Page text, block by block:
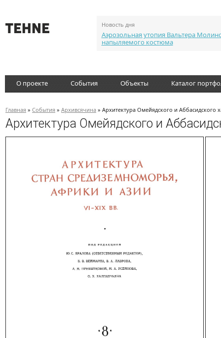
Новость дня
Аэрозольная утопия Вальтера
напыляемого костюма
О проекте События Объекты Каталог
Главная » События » Архивсячина » Архитектура Омейядского и Аббасидского
Архитектура Омейядского и